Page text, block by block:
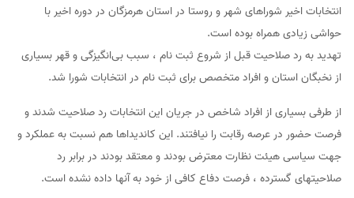
انتخابات اخیر شوراهای شهر و روستا در استان هرمزگان در دوره اخیر با
حواشی زیادی همراه بوده است.
تهدید به رد صلاحیت قبل از شروع ثبت نام ، سبب بی‌انگیزگی و قهر بسیاری
از نخبگان استان و افراد متخصص برای ثبت نام در انتخابات شورا شد.
از طرفی بسیاری از افراد شاخص در جریان این انتخابات رد صلاحیت شدند و
فرصت حضور در عرصه رقابت را نیافتند. این کاندیداها هم نسبت به عملکرد و
جهت سیاسی هیئت نظارت معترض بودند و معتقد بودند در برابر رد
صلاحیتهای گسترده ، فرصت دفاع کافی از خود به آنها داده نشده است.